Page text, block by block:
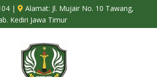
|  Alamat: Jl. Mujair No. 10 Tawang,
Kediri Jawa Timur